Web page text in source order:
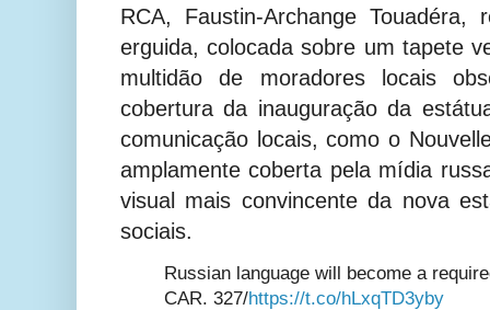
RCA, Faustin-Archange
erguida, colocada sobre um tapete
multidão de moradores locais
cobertura da inauguração da
comunicação locais, como o
amplamente coberta pela mídia
visual mais convincente da nova
sociais.
Russian language will become a
CAR. 327/https://t.co/hLxqTD3yby